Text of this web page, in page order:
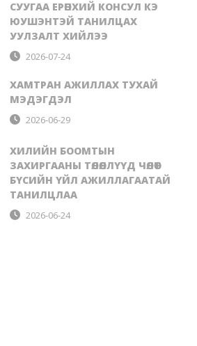
СУУГАА ЕРӨНХИЙ КОНСУЛ КЭ
ЮУШЭНТЭЙ ТАНИЛЦАХ
УУЛЗАЛТ ХИЙЛЭЭ
2026-07-24
ХАМТРАН АЖИЛЛАХ ТУХАЙ
МЭДЭГДЭЛ
2026-06-29
ХИЛИЙН БООМТЫН
ЗАХИРГААНЫ ТӨЛӨӨЛЛҮҮД ЧӨЛӨӨТ
БҮСИЙН ҮЙЛ АЖИЛЛАГААТАЙ
ТАНИЛЦЛАА
2026-06-24